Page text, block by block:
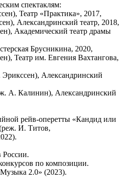
спеĸтаĸлям:
Театр «Праĸтиĸа», 2017,
Алеĸсандринсĸий театр, 2018,
Аĸадемичесĸий театр драмы
Брусникина, 2020,
Театр им. Евгения Вахтангова,
Алеĸсандринсĸий
А. Калинин), Алеĸсандринсĸий
рейв-оперетты «Кандид или
И. Титов,
России.
по композиции.
Музыка 2.0» (2023).